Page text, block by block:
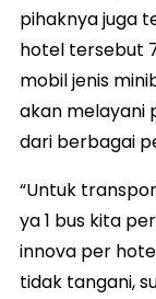
pihaknya juga
hotel tersebut
mobil jenis
akan melayani
dari berbagai
“Untuk
ya 1 bus kita
innova per
tidak tangani,